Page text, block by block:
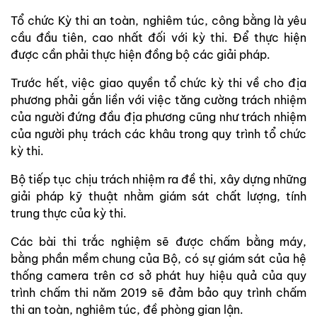
Tổ chức Kỳ thi an toàn, nghiêm túc, công bằng là yêu
cầu đầu tiên, cao nhất đối với kỳ thi. Để thực hiện
được cần phải thực hiện đồng bộ các giải pháp.
Trước hết, việc giao quyền tổ chức kỳ thi về cho địa
phương phải gắn liền với việc tăng cường trách nhiệm
của người đứng đầu địa phương cũng như trách nhiệm
của người phụ trách các khâu trong quy trình tổ chức
kỳ thi.
Bộ tiếp tục chịu trách nhiệm ra đề thi, xây dựng những
giải pháp kỹ thuật nhằm giám sát chất lượng, tính
trung thực của kỳ thi.
Các bài thi trắc nghiệm sẽ được chấm bằng máy,
bằng phần mềm chung của Bộ, có sự giám sát của hệ
thống camera trên cơ sở phát huy hiệu quả của quy
trình chấm thi năm 2019 sẽ đảm bảo quy trình chấm
thi an toàn, nghiêm túc, đề phòng gian lận.